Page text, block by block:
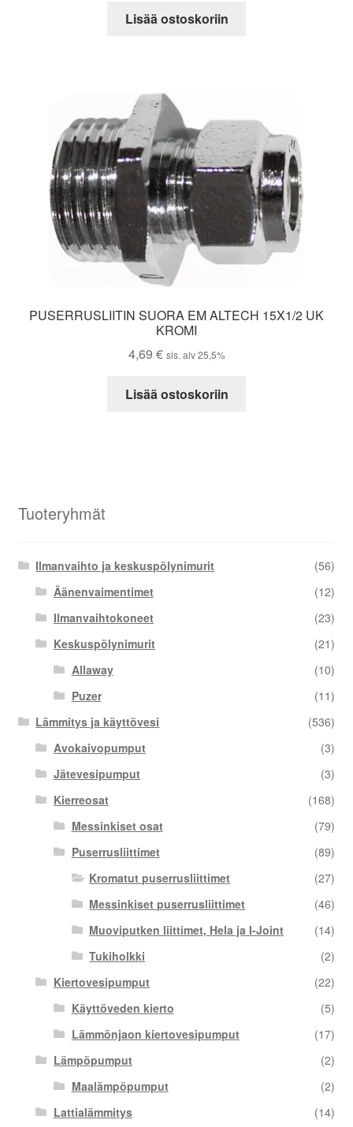
Lisää ostoskoriin
PUSERRUSLIITIN SUORA EM ALTECH 15X1/2 UK
KROMI
4,69 € sis. alv 25,5%
Lisää ostoskoriin
Tuoteryhmät
Ilmanvaihto ja keskuspölynimurit
(56)
Äänenvaimentimet
(12)
Ilmanvaihtokoneet
(23)
Keskuspölynimurit
(21)
Allaway
(10)
Puzer
(11)
Lämmitys ja käyttövesi
(536)
Avokaivopumput
(3)
Jätevesipumput
(3)
Kierreosat
(168)
Messinkiset osat
(79)
Puserrusliittimet
(89)
Kromatut puserrusliittimet
(27)
Messinkiset puserrusliittimet
(46)
Muoviputken liittimet, Hela ja I-Joint
(14)
Tukiholkki
(2)
Kiertovesipumput
(22)
Käyttöveden kierto
(5)
Lämmönjaon kiertovesipumput
(17)
Lämpöpumput
(2)
Maalämpöpumput
(2)
Lattialämmitys
(14)